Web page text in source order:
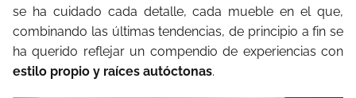
se ha cuidado cada detalle, cada mueble en el que,
combinando las últimas tendencias, de principio a fin se
ha querido reflejar un compendio de experiencias con
estilo propio y raíces autóctonas.